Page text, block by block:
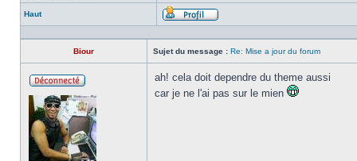
Haut
Profil
Biour Sujet du message : Re: Mise a jour du forum
ligne
ah! cela doit dependre du theme aussi
car je ne l'ai pas sur le mien